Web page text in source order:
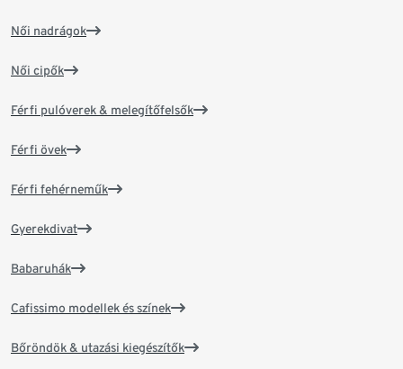
Női nadrágok
Női cipők
Férfi pulóverek & melegítőfelsők
Férfi övek
Férfi fehérneműk
Gyerekdivat
Babaruhák
Cafissimo modellek és színek
Bőröndök & utazási kiegészítők